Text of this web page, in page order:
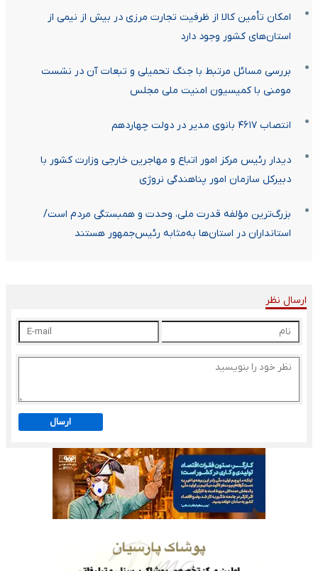
امکان تأمین کالا از ظرفیت تجارت مرزی در بیش از نیمی از
استان‌های کشور وجود دارد
بررسی مسائل مرتبط با جنگ تحمیلی و تبعات آن در نشست
مومنی با کمیسیون امنیت ملی مجلس
انتصاب ۴۶۱۷ بانوی مدیر در دولت چهاردهم
دیدار رئیس مرکز امور اتباع و مهاجرین خارجی وزارت کشور با
دبیرکل سازمان امور پناهندگی نروژی
بزرگ‌ترین مؤلفه قدرت ملی، وحدت و همبستگی مردم است/
استانداران در استان‌ها به‌مثابه رئیس‌جمهور هستند
ارسال نظر
ارسال